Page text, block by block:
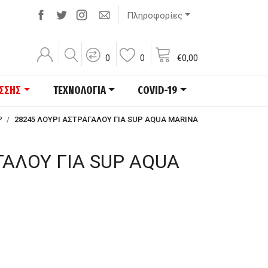
Πληροφορίες
0 0 €0,00
ΤΕΧΝΟΛΟΓΙΑ COVID-19
28245 ΛΟΥΡΙ ΑΣΤΡΑΓΑΛΟΥ ΓΙΑ SUP AQUA MARINA
ΓΙΑ SUP AQUA